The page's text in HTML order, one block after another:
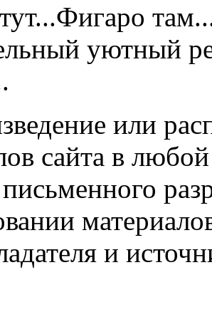
уютный
или
сайта в
письменного
и